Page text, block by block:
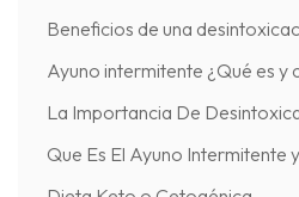
Beneficios de una
Ayuno intermitente ¿Qué es y
La Importancia De
Que Es El Ayuno Intermitente